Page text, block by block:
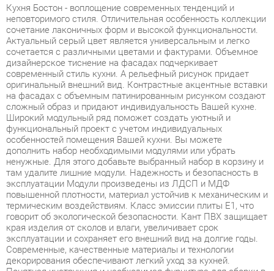
Актуальный серый цвет является универсальным и легко
сочетается с различными цветами и фактурами. Объемное
дизайнерское тиснение на фасадах подчеркивает
современный стиль кухни. А рельефный рисунок придает
оригинальный внешний вид. Контрастные акцентные вставки
на фасадах с объемным патинированным рисунком создают
сложный образ и придают индивидуальность Вашей кухне.
Широкий модульный ряд поможет создать уютный и
функциональный проект с учетом индивидуальных
особенностей помещения Вашей кухни. Вы можете
дополнить набор необходимыми модулями или убрать
ненужные. Для этого добавьте выбранный набор в корзину и
там удалите лишние модули. Надежность и безопасность в
эксплуатации Модули произведены из ЛДСП и МДФ
повышенной плотности, материал устойчив к механическим и
термическим воздействиям. Класс эмиссии плиты Е1, что
говорит об экологической безопасности. Кант ПВХ защищает
края изделия от сколов и влаги, увеличивает срок
эксплуатации и сохраняет его внешний вид на долгие годы.
Современные, качественные материалы и технологии
декорирования обеспечивают легкий уход за кухней.
Понятная инструкция и необходимая фурнитура для сборки в
комплекте. Гарантия 8 лет. Это больше, чем по ГОСТу и в 4
раза больше, чем у многих производителей.